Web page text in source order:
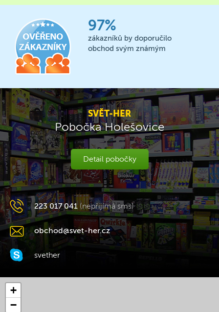
97%
zákazníků by doporučilo
obchod svým známým
SVĚT-HER
Pobočka Holešovice
Detail pobočky
223 017 041 (nepřijímá sms)
obchod@svet-her.cz
svether
+
−